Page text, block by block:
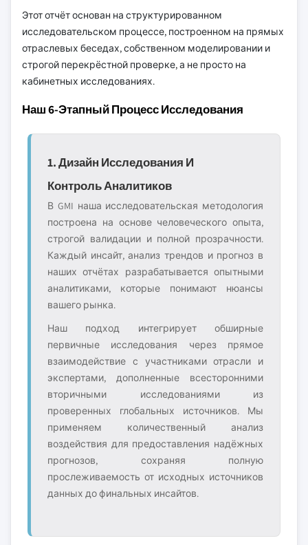
Этот отчёт основан на структурированном
исследовательском процессе, построенном на прямых
отраслевых беседах, собственном моделировании и
строгой перекрёстной проверке, а не просто на
кабинетных исследованиях.
Наш 6-Этапный Процесс Исследования
1. Дизайн Исследования И
Контроль Аналитиков
В GMI наша исследовательская методология
построена на основе человеческого опыта,
строгой валидации и полной прозрачности.
Каждый инсайт, анализ трендов и прогноз в
наших отчётах разрабатывается опытными
аналитиками, которые понимают нюансы
вашего рынка.
Наш подход интегрирует обширные
первичные исследования через прямое
взаимодействие с участниками отрасли и
экспертами, дополненные всесторонними
вторичными исследованиями из
проверенных глобальных источников. Мы
применяем количественный анализ
воздействия для предоставления надёжных
прогнозов, сохраняя полную
прослеживаемость от исходных источников
данных до финальных инсайтов.